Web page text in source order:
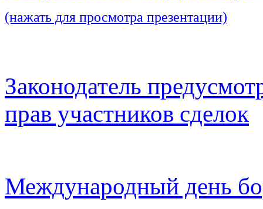
(нажать для просмотра презентации)
Законодатель
прав участников сделок
Международный день